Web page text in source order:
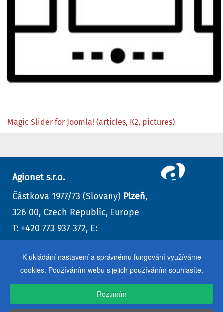
Magic Slider for Joomla! (articles, K2, pictures)
Agionet s.r.o.
Částkova 1977/73 (Slovany) Plzeň,
326 00, Czech Republic, Europe
T: +420 773 937 372, E:
Kontaktní formulář , další kontakty
K ukládání nastavení a správnému fungování využíváme
cookies. Používáním webu s jejich používáním souhlasíte.
Rozumím